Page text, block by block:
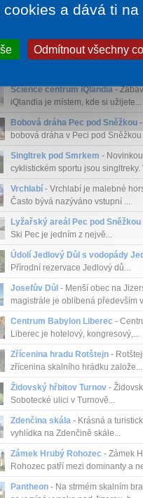
Hruboskalsko - Hruboskalsko
Science centrum iQlandia-
iQlandia je místem, kde si užijete...
Bobová dráha Pec pod Sněžkou-
bobová dráha v Peci pod Sněžkou
Singltrek pod Smrkem -
cyklistickém sportu jsou singltreky.
Vrchlabí- Vrchlabí je malebné
Často bývá nazýváno vstupní ...
Lyžařský areál Pec pod Sněžkou
Ski Pec je jedním z nejvě...
Údolí Jedlový Důl s vodopády
Přírodní rezervace Jedlový dů...
Josefův Důl - Menší obec na
magistrále je oblíbená především
Centrum Babylon Liberec -
Liberec je hotelový, kongresový,...
Zřícenina hradu Rotštejn-
zřícenina skalního hrádku založe...
Židovský hřbitov Turnov-
Sobotecké ulici v Turnově...
Zdenčina skála- Krásná a
vyhlídka na Zdenčině skále...
Zámek Hrubý Rohozec - Zámek
Rohozec patří mezi dominanty a
Pantheon- Na strmém skalním
a dává ti
Odmítnout všechny